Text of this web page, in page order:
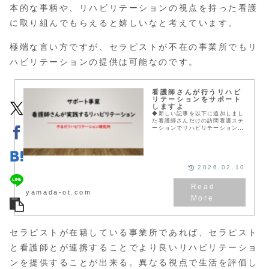
本的な事柄や、リハビリテーションの視点を持った看護
に取り組んでもらえると嬉しいなと考えています。
極端な言い方ですが、セラピストが不在の事業所でもリ
ハビリテーションの提供は可能なのです。
看護師さんが行うリハビ
リテーションをサポート
しますよ
◆新しい記事を以下に追加しまし
た看護師さんだけの訪問看護ステ
ーションでリハビリテーションを
yamada-ot.com
2026.02.10
セラピストが在籍している事業所であれば、セラピスト
と看護師とが連携することでより良いリハビリテーショ
ンを提供することが出来る。異なる視点で生活を評価し